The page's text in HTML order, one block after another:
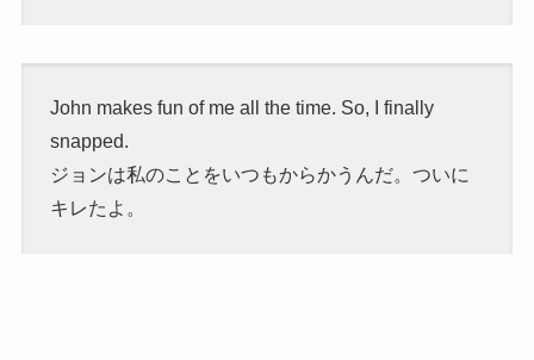
John makes fun of me all the time. So, I finally
snapped.
ジョンは私のことをいつもからかうんだ。ついに
キレたよ。